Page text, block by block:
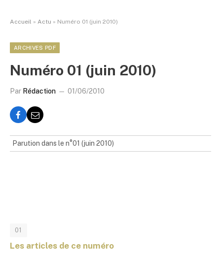
Accueil » Actu » Numéro 01 (juin 2010)
ARCHIVES PDF
Numéro 01 (juin 2010)
Par Rédaction 01/06/2010
Parution dans le n°01 (juin 2010)
01
Les articles de ce numéro